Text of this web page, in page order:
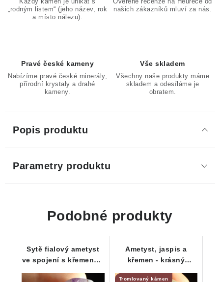
„rodným listem“ (jeho název, rok
a místo nálezu).
našich zákazníků mluví za nás.
Pravé české kameny
Nabízíme pravé české minerály,
přírodní krystaly a drahé
kameny.
Vše skladem
Všechny naše produkty máme
skladem a odesíláme je
obratem.
Popis produktu
Parametry produktu
Podobné produkty
Sytě fialový ametyst
ve spojení s křemenem
Ametyst, jaspis a
křemen - krásný
Tromlovaný kámen